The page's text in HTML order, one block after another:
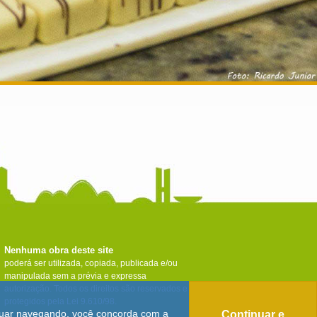
Nenhuma obra deste site
poderá ser utilizada, copiada, publicada e/ou
manipulada sem a prévia e expressa
autorização. Todos os direitos são reservados e
protegidos pela Lei 9.610/98.
navegando, você concorda com a Continuar e